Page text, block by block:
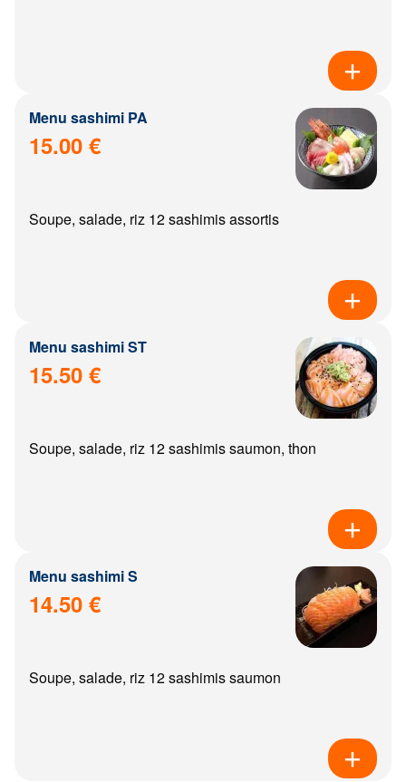
Menu sashimi PA
15.00 €
Soupe, salade, riz 12 sashimis assortis
Menu sashimi ST
15.50 €
Soupe, salade, riz 12 sashimis saumon, thon
Menu sashimi S
14.50 €
Soupe, salade, riz 12 sashimis saumon